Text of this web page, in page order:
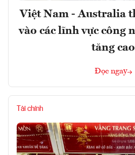
Việt Nam - Australia
vào các lĩnh vực công
tăng cao
Đọc ngay
Tài chính